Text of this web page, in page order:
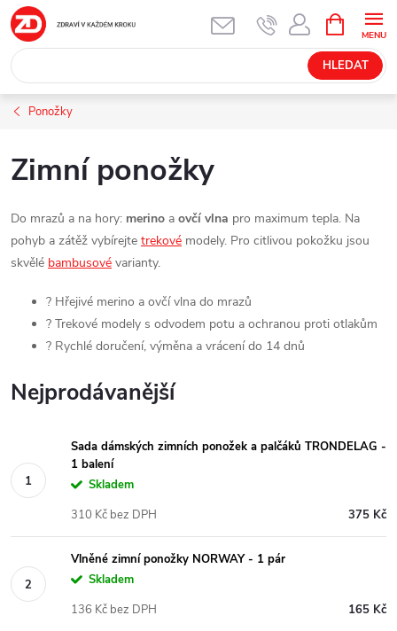
Přejít
na
obsah
HLEDAT
NÁKUPNÍ
KOŠÍK
Ponožky
Zimní ponožky
Do mrazů a na hory: merino a ovčí vlna pro maximum tepla. Na
pohyb a zátěž vybírejte trekové modely. Pro citlivou pokožku jsou
skvělé bambusové varianty.
? Hřejivé merino a ovčí vlna do mrazů
? Trekové modely s odvodem potu a ochranou proti otlakům
? Rychlé doručení, výměna a vrácení do 14 dnů
Nejprodávanější
Sada dámských zimních ponožek a palčáků TRONDELAG -
1 balení
Skladem
375 Kč
310 Kč bez DPH
Vlněné zimní ponožky NORWAY - 1 pár
Skladem
165 Kč
136 Kč bez DPH